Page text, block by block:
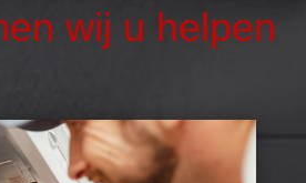
wij u helpen